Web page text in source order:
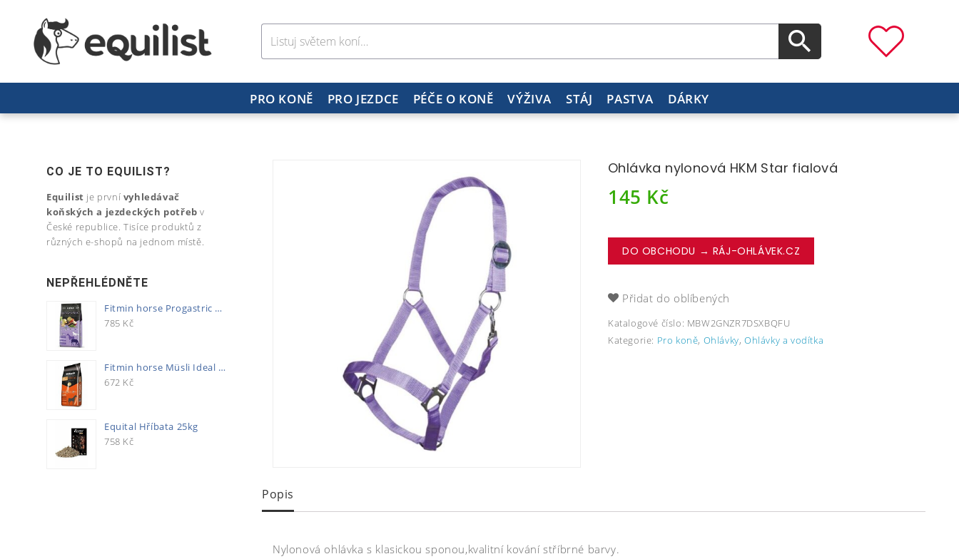
PRO KONĚ PRO JEZDCE PÉČE O KONĚ VÝŽIVA STÁJ PASTVA DÁRKY
Ohlávka nylonová HKM Star fialová
145 Kč
DO OBCHODU → RÁJ-OHLÁVEK.CZ
Přidat do oblíbených
Katalogové číslo: MBW2GNZR7DSXBQFU
Kategorie: Pro koně, Ohlávky,Ohlávky a vodítka
Popis
Nylonová ohlávka s klasickou sponou,kvalitní kování stříbrné barvy.
CO JE TO EQUILIST?
Equilist je první vyhledávač
koňských a jezdeckých potřeb v
České republice. Tisíce produktů z
různých e-shopů na jednom místě.
NEPŘEHLÉDNĚTE
Fitmin horse Progastric 20kg
785 Kč
Fitmin horse Müsli Ideal 20kg
672 Kč
Equital Hříbata 25kg
758 Kč